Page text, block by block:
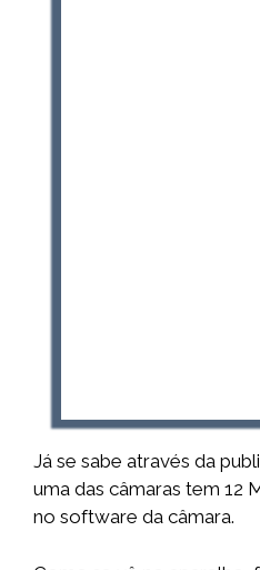
Já se sabe através da
uma das câmaras tem 12
no software da câmara.